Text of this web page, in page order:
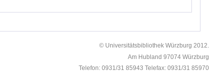
© Universitätsbibliothek Würzburg 2012.
Am Hubland 97074 Würzburg
Telefon: 0931/31 85943 Telefax: 0931/31 85970